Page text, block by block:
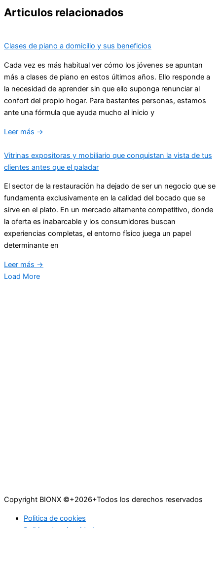
Articulos relacionados
Clases de piano a domicilio y sus beneficios
Cada vez es más habitual ver cómo los jóvenes se apuntan
más a clases de piano en estos últimos años. Ello responde a
la necesidad de aprender sin que ello suponga renunciar al
confort del propio hogar. Para bastantes personas, estamos
ante una fórmula que ayuda mucho al inicio y
Leer más →
Vitrinas expositoras y mobiliario que conquistan la vista de tus
clientes antes que el paladar
El sector de la restauración ha dejado de ser un negocio que se
fundamenta exclusivamente en la calidad del bocado que se
sirve en el plato. En un mercado altamente competitivo, donde
la oferta es inabarcable y los consumidores buscan
experiencias completas, el entorno físico juega un papel
determinante en
Leer más →
Load More
Copyright BIONX ©+2026+Todos los derechos reservados
Politica de cookies
Politica de privacidad